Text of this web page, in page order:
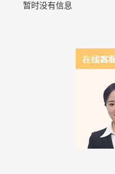
暂时没有信息